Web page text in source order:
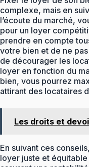
complexe, mais en
l’écoute du marché,
pour un loyer
prendre en compte
votre bien et de ne
de décourager les
loyer en fonction du
bien, vous pourrez
attirant des locataires
Les droits et
En suivant ces
loyer juste et